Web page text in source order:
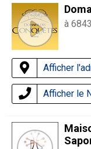
à
Afficher
Afficher le